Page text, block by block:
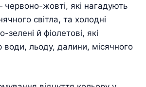
червоно-жовті, які нагадують
світла, та холодні
й фіолетові, які
води, льоду, далини, місячного